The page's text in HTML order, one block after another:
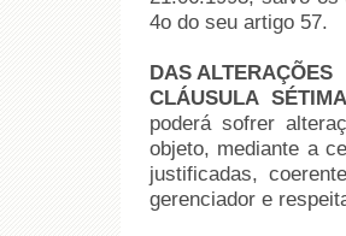
4o do seu artigo 57.
DAS ALTERAÇÕES
CLÁUSULA SÉTIMA
poderá sofrer
objeto, mediante a
justificadas,
gerenciador e